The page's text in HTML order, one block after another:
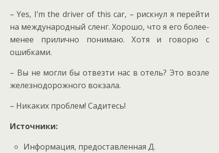
– Yes, I’m the driver of this car, – рискнул я перейти
на международный сленг. Хорошо, что я его более-
менее прилично понимаю. Хотя и говорю с
ошибками.
– Вы не могли бы отвезти нас в отель? Это возле
железнодорожного вокзала.
– Никаких проблем! Садитесь!
Источники:
Информация, предоставленная Д.